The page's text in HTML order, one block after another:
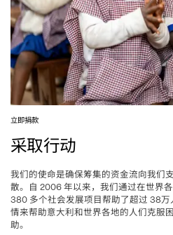
立即捐款
采取行动
我们的使命是确保筹集的资金流向我们
散。自 2006 年以来，我们通过在世界
380 多个社会发展项目帮助了超过 38万
情来帮助意大利和世界各地的人们克服
助。